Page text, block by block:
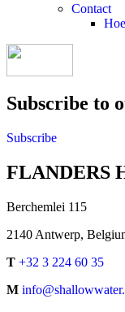
Contact
Subscribe to
Subscribe
FLANDERS
Berchemlei 115
2140 Antwerp,
T +32 3 224 60 35
M